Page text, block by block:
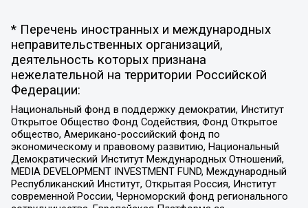
* Перечень иностранных и международных
неправительственных организаций,
деятельность которых признана
нежелательной на территории Российской
Федерации:
Национальный фонд в поддержку демократии, Институт
Открытое Общество Фонд Содействия, Фонд Открытое
общество, Американо-российский фонд по
экономическому и правовому развитию, Национальный
Демократический Институт Международных Отношений,
MEDIA DEVELOPMENT INVESTMENT FUND, Международный
Республиканский Институт, Открытая Россия, Институт
современной России, Черноморский фонд регионального